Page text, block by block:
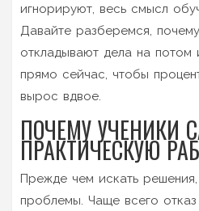
игнорируют, весь смысл
Давайте разберемся,
откладывают дела на потом
прямо сейчас, чтобы
вырос вдвое.
ПОЧЕМУ УЧЕНИКИ
ПРАКТИЧЕСКУЮ
Прежде чем искать
проблемы. Чаще всего